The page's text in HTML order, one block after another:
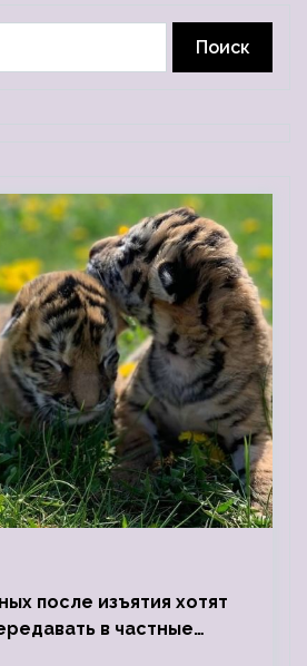
после изъятия хотят
в частные